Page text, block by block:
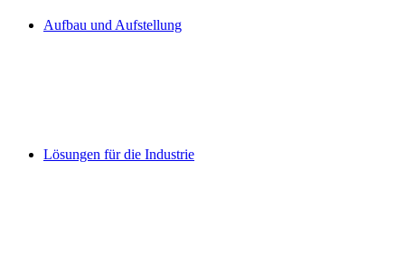
Aufbau und Aufstellung
Lösungen für die Industrie